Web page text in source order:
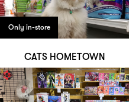
Only in-store
CATS HOMETOWN